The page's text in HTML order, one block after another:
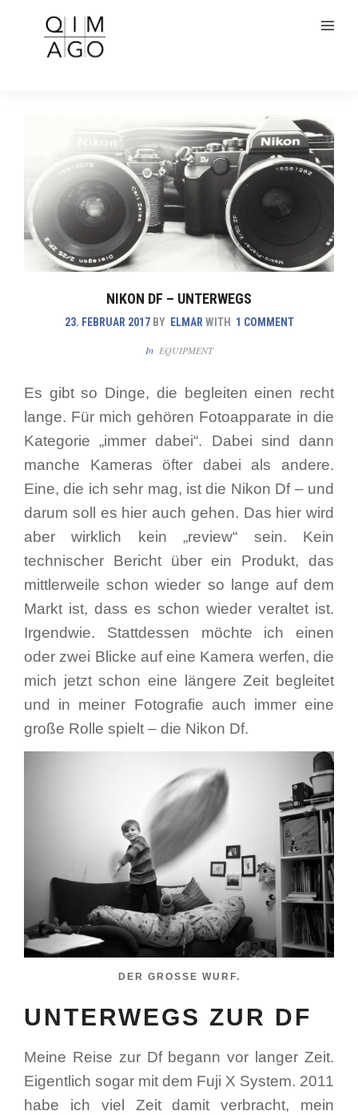
NIKON DF – UNTERWEGS
23. FEBRUAR 2017 BY ELMAR WITH 1 COMMENT
In EQUIPMENT
Es gibt so Dinge, die begleiten einen recht
lange. Für mich gehören Fotoapparate in die
Kategorie „immer dabei“. Dabei sind dann
manche Kameras öfter dabei als andere.
Eine, die ich sehr mag, ist die Nikon Df – und
darum soll es hier auch gehen. Das hier wird
aber wirklich kein „review“ sein. Kein
technischer Bericht über ein Produkt, das
mittlerweile schon wieder so lange auf dem
Markt ist, dass es schon wieder veraltet ist.
Irgendwie. Stattdessen möchte ich einen
oder zwei Blicke auf eine Kamera werfen, die
mich jetzt schon eine längere Zeit begleitet
und in meiner Fotografie auch immer eine
große Rolle spielt – die Nikon Df.
DER GROSSE WURF.
UNTERWEGS ZUR DF
Meine Reise zur Df begann vor langer Zeit.
Eigentlich sogar mit dem Fuji X System. 2011
habe ich viel Zeit damit verbracht, mein